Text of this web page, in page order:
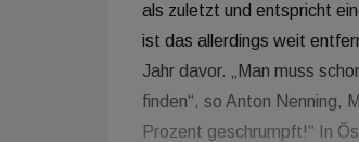
als zuletzt und entspricht
ist das allerdings weit
Jahr davor. „Man muss
finden“, so Anton Nenning,
Prozent geschrumpft!“ In